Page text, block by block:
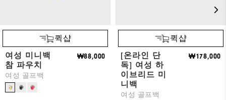
퀵샵
여성 미니백
참 파우치
여성 골프백
₩88,000
퀵샵
[온라인 단
독] 여성 하
이브리드 미
니백
여성 골프백
₩178,000